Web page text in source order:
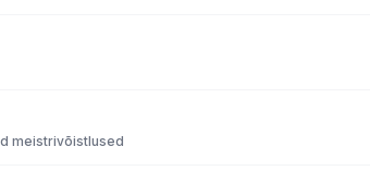
meistrivõistlused